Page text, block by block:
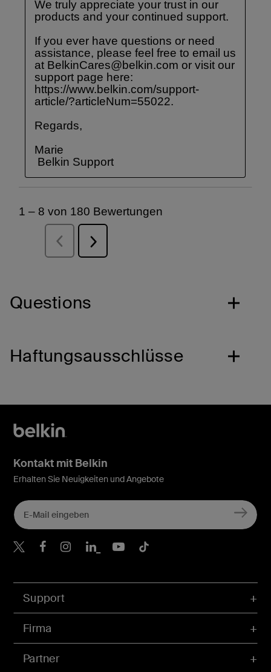
Questions
Haftungsausschlüsse
Support
Firma
Partner
Kontakt mit Belkin
Erhalten Sie Neuigkeiten und Angebote
Belkin Twitter
Belkin Facebook
Belkin Instagram
Belkin LinkedIn
Belkin Youtube
Belkin TikTok